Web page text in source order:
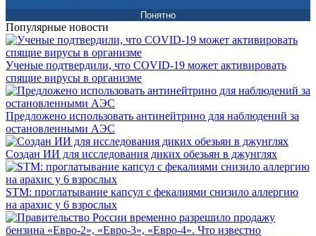
Понятно
Популярные новости
Ученые подтвердили, что COVID-19 может активировать
спящие вирусы в организме
Предложено использовать антинейтрино для наблюдений за
остановленными АЭС
Создан ИИ для исследования диких обезьян в джунглях
STM: проглатывание капсул с фекалиями снизило аллергию
на арахис у 6 взрослых